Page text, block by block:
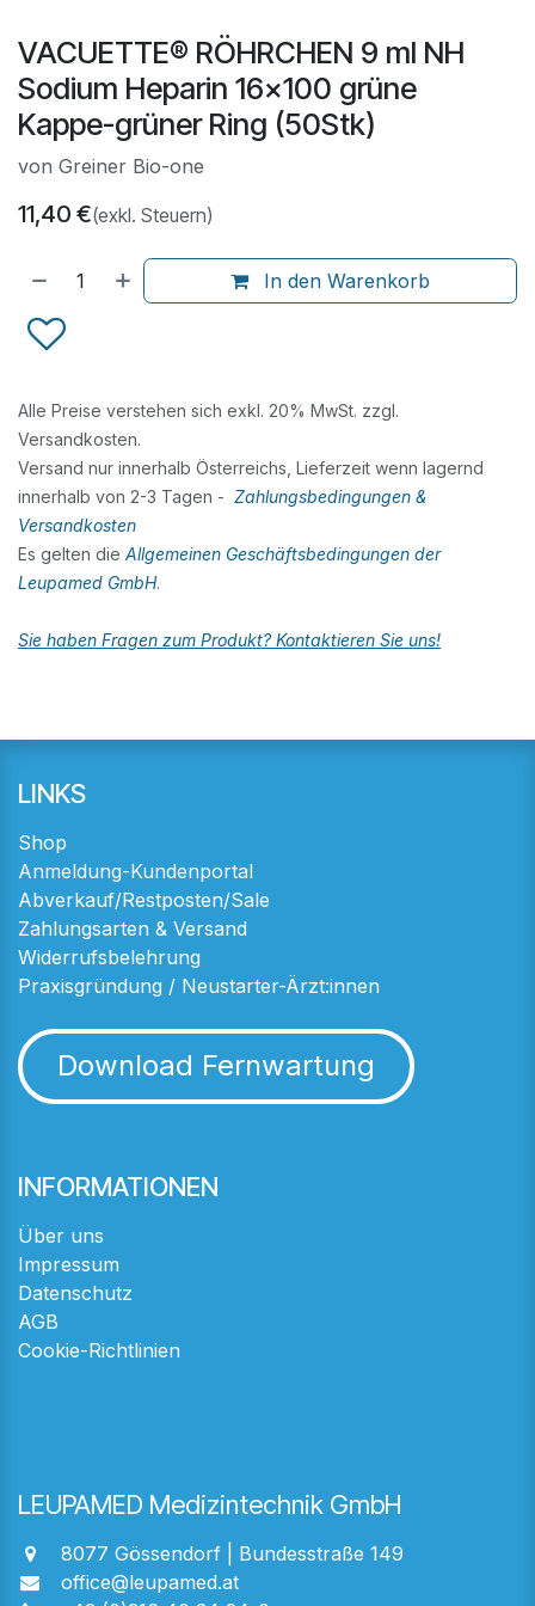
VACUETTE® RÖHRCHEN 9 ml NH
Sodium Heparin 16x100 grüne
Kappe-grüner Ring (50Stk)
von Greiner Bio-one
11,40 €(exkl. Steuern)
In den Warenkorb
Alle Preise verstehen sich exkl. 20% MwSt. zzgl.
Versandkosten.
Versand nur innerhalb Österreichs, Lieferzeit wenn lagernd
innerhalb von 2-3 Tagen - Zahlungsbedingungen &
Versandkosten
Es gelten die Allgemeinen Geschäftsbedingungen der
Leupamed GmbH.
Sie haben Fragen zum Produkt? Kontaktieren Sie uns!
LINKS
Shop
Anmeldung-Kundenportal
Abverkauf/Restposten/Sale
Zahlungsarten & Versand
Widerrufsbelehrung
Praxisgründung / Neustarter-Ärzt:innen
Download Fernwartung
INFORMATIONEN
Über uns
Impressum
Datenschutz
AGB
Cookie-Richtlinien
LEUPAMED Medizintechnik GmbH
8077 Gössendorf | Bundesstraße 149
office@leupamed.at